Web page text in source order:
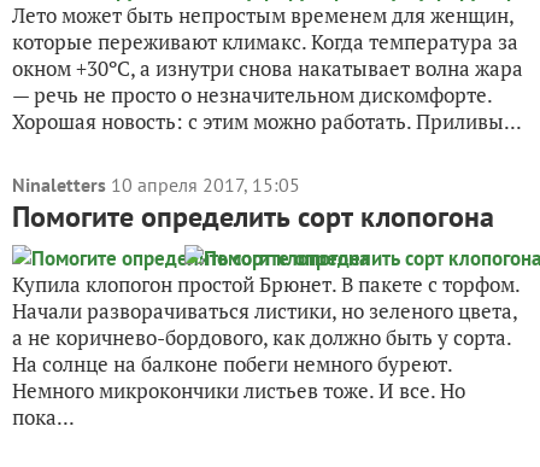
Лето может быть непростым временем для женщин,
которые переживают климакс. Когда температура за
окном +30ºC, а изнутри снова накатывает волна жара
— речь не просто о незначительном дискомфорте.
Хорошая новость: с этим можно работать. Приливы...
Ninaletters 10 апреля 2017, 15:05
Помогите определить сорт клопогона
Купила клопогон простой Брюнет. В пакете с торфом.
Начали разворачиваться листики, но зеленого цвета,
а не коричнево-бордового, как должно быть у сорта.
На солнце на балконе побеги немного буреют.
Немного микрокончики листьев тоже. И все. Но
пока...